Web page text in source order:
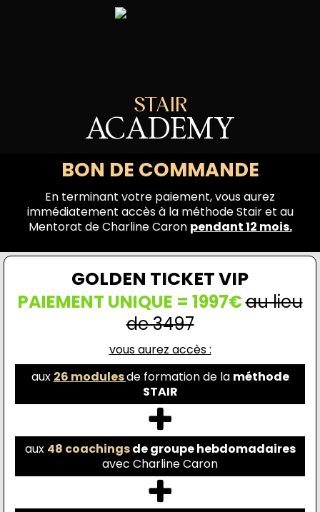
STAIR
ACADEMY
BON DE COMMANDE
En terminant votre paiement, vous aurez
immédiatement accès à la méthode Stair et au
Mentorat de Charline Caron pendant 12 mois.
GOLDEN TICKET VIP
PAIEMENT UNIQUE = 1997€au lieu
de 3497
vous aurez accès :
aux 26 modulesde formation de la méthode
STAIR
aux 48 coachingsde groupe hebdomadaires
avec Charline Caron